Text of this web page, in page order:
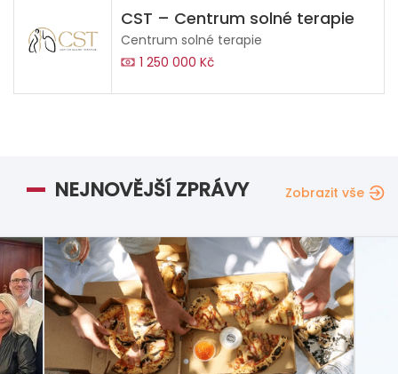
CST – Centrum solné terapie
Centrum solné terapie
1 250 000 Kč
NEJNOVĚJŠÍ ZPRÁVY Zobrazit vše